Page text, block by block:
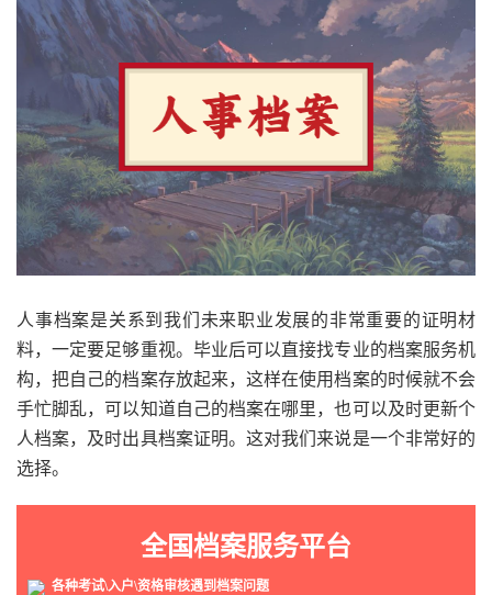
人事档案是关系到我们未来职业发展的非常重要的证明材
料，一定要足够重视。毕业后可以直接找专业的档案服务机
构，把自己的档案存放起来，这样在使用档案的时候就不会
手忙脚乱，可以知道自己的档案在哪里，也可以及时更新个
人档案，及时出具档案证明。这对我们来说是一个非常好的
选择。
全国档案服务平台
各种考试\入户\资格审核遇到档案问题